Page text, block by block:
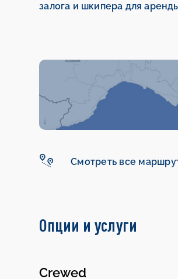
залога и шкипера для
Смотреть все
Опции и услуги
Crewed